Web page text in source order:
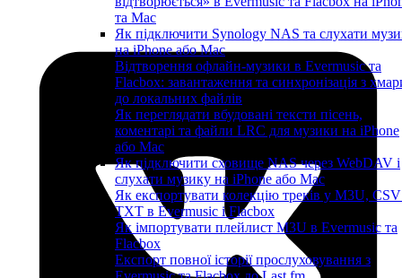
та Mac
Як підключити Synology NAS та слухати
на iPhone або Mac
Відтворення офлайн-музики в Evermusic та
Flacbox: завантаження та синхронізація з
до локальних файлів
Як переглядати вбудовані тексти пісень,
коментарі та файли LRC для музики на iPhone
або Mac
Як підключити сховище NAS через WebDAV і
слухати музику на iPhone або Mac
Як експортувати колекцію треків у M3U,
TXT в Evermusic і Flacbox
Як імпортувати плейлист M3U в Evermusic та
Flacbox
Експорт повної історії прослуховування з